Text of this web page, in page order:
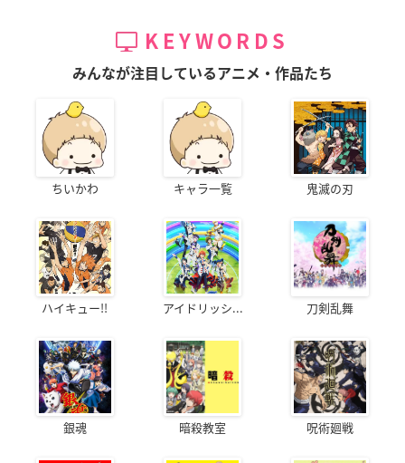
KEYWORDS
みんなが注目しているアニメ・作品たち
ちいかわ キャラ一覧 鬼滅の刃
ハイキュー!! アイドリッシ... 刀剣乱舞
銀魂 暗殺教室 呪術廻戦